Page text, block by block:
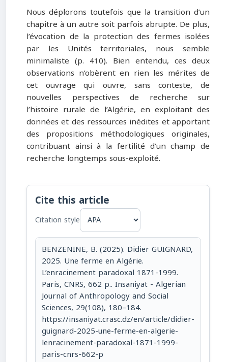
Nous déplorons toutefois que la transition d’un
chapitre à un autre soit parfois abrupte. De plus,
l’évocation de la protection des fermes isolées
par les Unités territoriales, nous semble
minimaliste (p. 410). Bien entendu, ces deux
observations n’obèrent en rien les mérites de
cet ouvrage qui ouvre, sans conteste, de
nouvelles perspectives de recherche sur
l’histoire rurale de l’Algérie, en exploitant des
données et des ressources inédites et apportant
des propositions méthodologiques originales,
contribuant ainsi à la fertilité d’un champ de
recherche longtemps sous-exploité.
Cite this article
Citation style
BENZENINE, B. (2025). Didier GUIGNARD,
2025. Une ferme en Algérie.
L’enracinement paradoxal 1871-1999.
Paris, CNRS, 662 p.. Insaniyat - Algerian
Journal of Anthropology and Social
Sciences, 29(108), 180–184.
https://insaniyat.crasc.dz/en/article/didier-
guignard-2025-une-ferme-en-algerie-
lenracinement-paradoxal-1871-1999-
paris-cnrs-662-p